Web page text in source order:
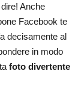
Anche
Facebook te
decisamente al
in modo
foto divertente